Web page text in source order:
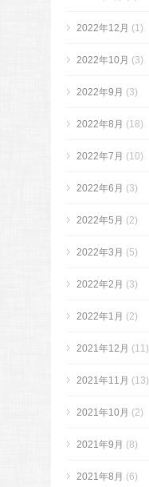
2022年12月 (1)
2022年10月 (3)
2022年9月 (3)
2022年8月 (18)
2022年7月 (10)
2022年6月 (3)
2022年5月 (2)
2022年3月 (5)
2022年2月 (3)
2022年1月 (2)
2021年12月 (11)
2021年11月 (13)
2021年10月 (2)
2021年9月 (8)
2021年8月 (6)